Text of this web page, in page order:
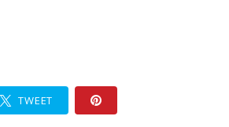
TWEET